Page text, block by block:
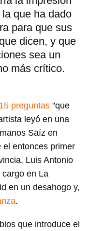
que ha dado
para que sus
dicen, y que
sea un
más crítico.
preguntas "que
leyó en una
Saíz en
el entonces primer
Luis Antonio
en La
en un desahogo y,
.
que introduce el